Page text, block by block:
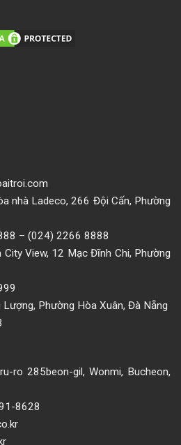
nhà Ladeco, 266 Đội Cấn, Phường
– (024) 2266 8888
City View, 12 Mạc Đĩnh Chi, Phường
Phường Hòa Xuân, Đà Nẵng
ro 285beon-gil, Wonmi, Bucheon,
8628